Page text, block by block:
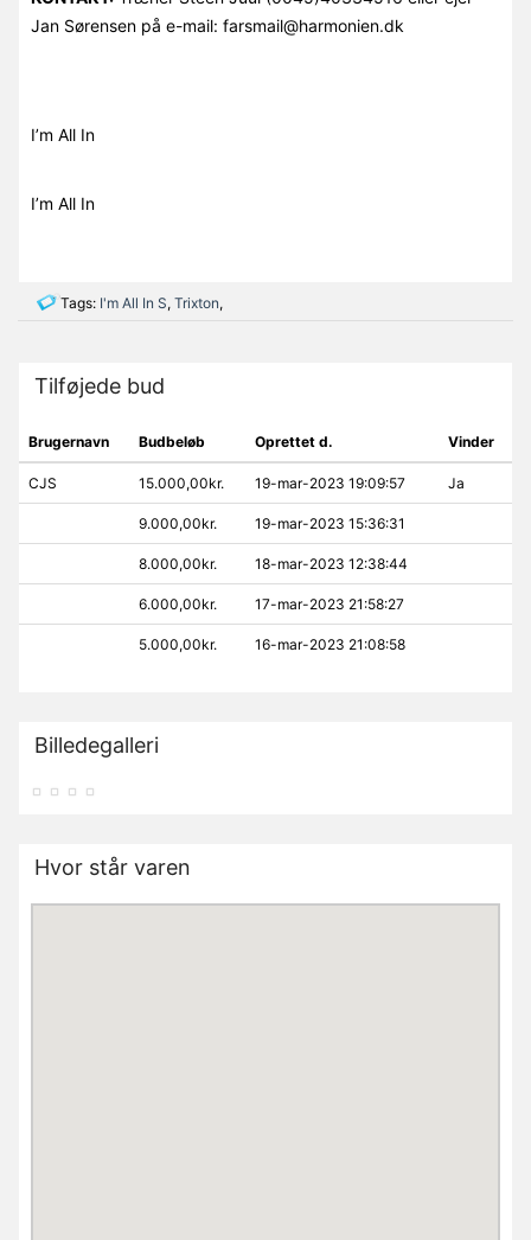
Jan Sørensen på e-mail: farsmail@harmonien.dk
I’m All In
I’m All In
Tags: I'm All In S, Trixton,
Tilføjede bud
Brugernavn Budbeløb Oprettet d. Vinder
CJS 15.000,00kr. 19-mar-2023 19:09:57 Ja
9.000,00kr. 19-mar-2023 15:36:31
8.000,00kr. 18-mar-2023 12:38:44
6.000,00kr. 17-mar-2023 21:58:27
5.000,00kr. 16-mar-2023 21:08:58
Billedegalleri
Hvor står varen